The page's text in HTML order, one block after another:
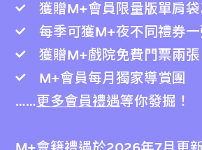
獲贈M+會員限量版單肩袋
每季可獲M+夜不同禮券
獲贈M+戲院免費門票兩張
M+會員每月獨家導賞團
……更多會員禮遇等你發掘！